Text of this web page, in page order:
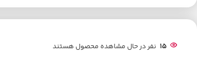
15 نفر در حال مشاهده محصول هستند